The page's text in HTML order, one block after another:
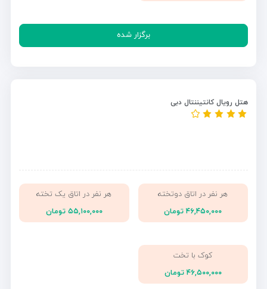
برگزار شده
هتل رویال کانتیننتال دبی
هر نفر در اتاق دوتخته
۴۶,۴۵۰,۰۰۰ تومان
هر نفر در اتاق یک تخته
۵۵,۱۰۰,۰۰۰ تومان
کوک با تخت
۴۶,۵۰۰,۰۰۰ تومان